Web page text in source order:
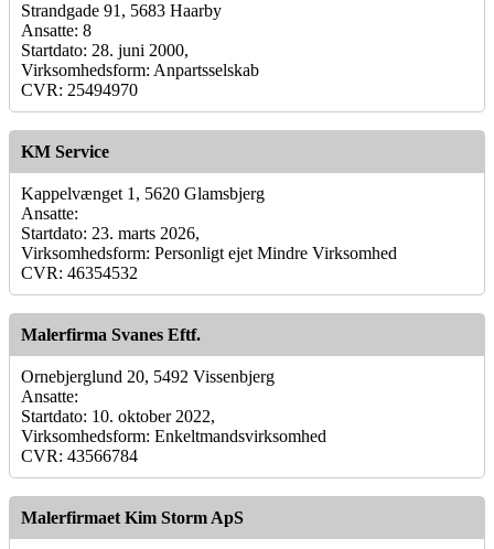
Strandgade 91, 5683 Haarby
Ansatte: 8
Startdato: 28. juni 2000,
Virksomhedsform: Anpartsselskab
CVR: 25494970
KM Service
Kappelvænget 1, 5620 Glamsbjerg
Ansatte:
Startdato: 23. marts 2026,
Virksomhedsform: Personligt ejet Mindre Virksomhed
CVR: 46354532
Malerfirma Svanes Eftf.
Ornebjerglund 20, 5492 Vissenbjerg
Ansatte:
Startdato: 10. oktober 2022,
Virksomhedsform: Enkeltmandsvirksomhed
CVR: 43566784
Malerfirmaet Kim Storm ApS